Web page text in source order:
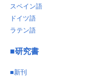
スペイン語
ドイツ語
ラテン語
■研究書
■新刊